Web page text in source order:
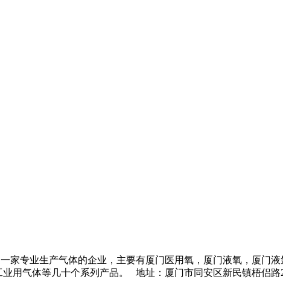
家专业生产气体的企业，主要有厦门医用氧 ， 厦门液氧 ， 厦门液
用气体等几十个系列产品。 地址：厦门市同安区新民镇梧侣路